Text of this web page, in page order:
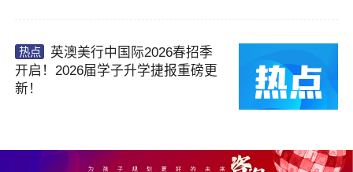
热点
英澳美行中国际2026春招季
开启！2026届学子升学捷报重磅更
新！